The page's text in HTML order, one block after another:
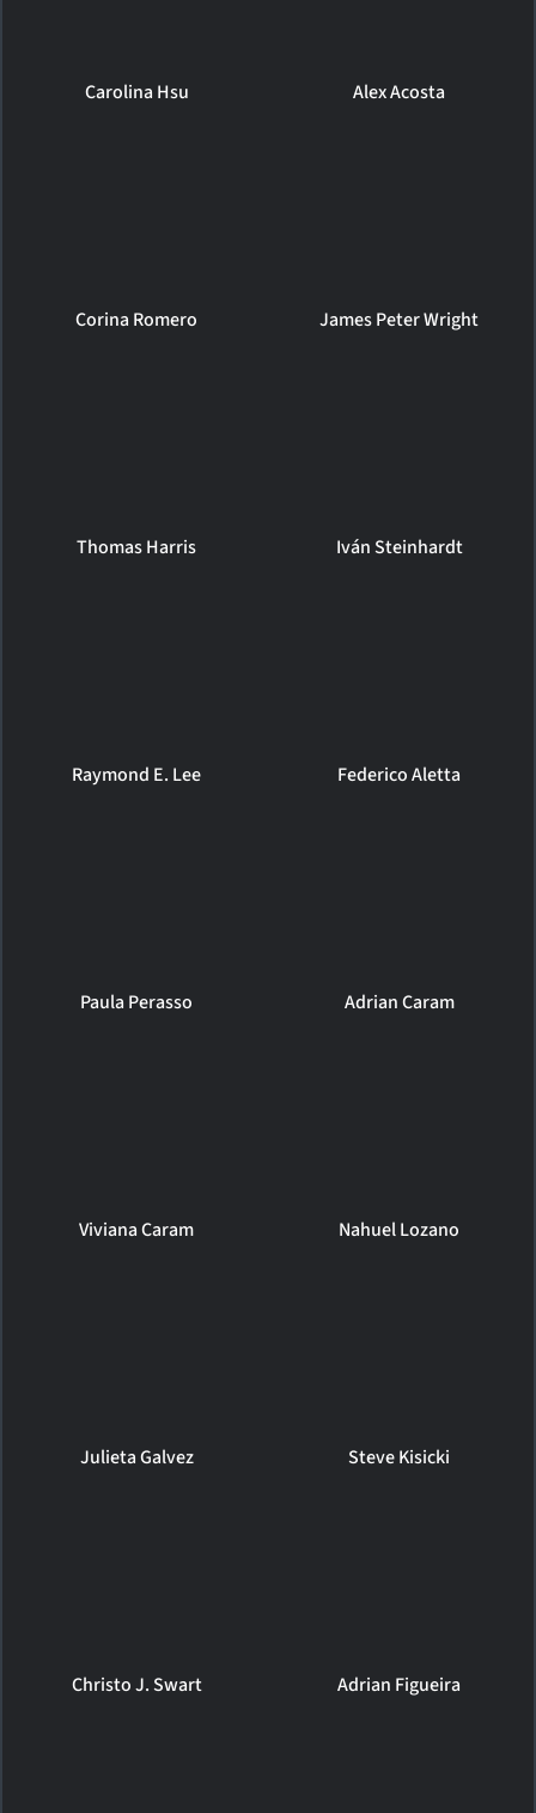
Carolina Hsu Alex Acosta
Corina Romero James Peter Wright
Thomas Harris Iván Steinhardt
Raymond E. Lee Federico Aletta
Paula Perasso Adrian Caram
Viviana Caram Nahuel Lozano
Julieta Galvez Steve Kisicki
Christo J. Swart Adrian Figueira